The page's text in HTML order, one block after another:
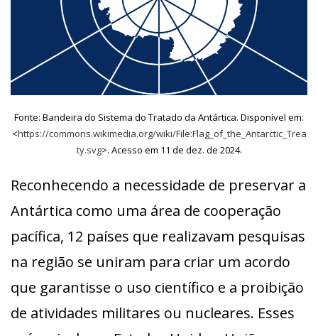
Fonte: Bandeira do Sistema do Tratado da Antártica. Disponível em:
<https://commons.wikimedia.org/wiki/File:Flag_of_the_Antarctic_Trea
ty.svg>. Acesso em 11 de dez. de 2024.
Reconhecendo a necessidade de preservar a
Antártica como uma área de cooperação
pacífica, 12 países que realizavam pesquisas
na região se uniram para criar um acordo
que garantisse o uso científico e a proibição
de atividades militares ou nucleares. Esses